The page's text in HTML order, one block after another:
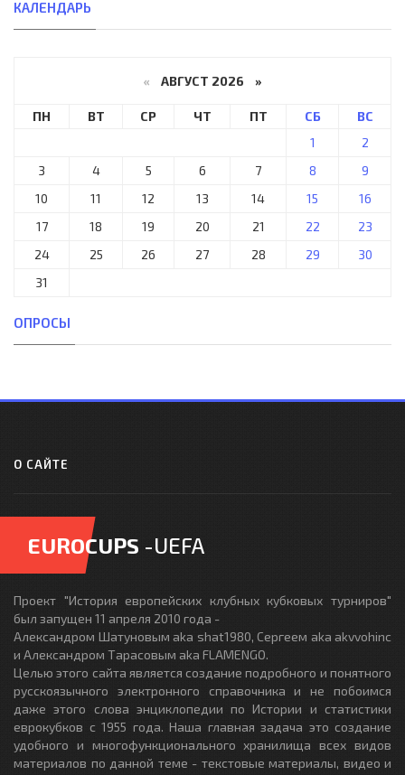
КАЛЕНДАРЬ
« АВГУСТ 2026 »
ПН ВТ СР ЧТ ПТ СБ
ВС
1
2
3
4 5 6 7 8
9
10
11 12 13 14 15
16
17
18 19 20 21 22
23
24
25 26 27 28 29
30
31
ОПРОСЫ
О САЙТЕ
EUROCUPS -UEFA
Проект "История европейских клубных кубковых турниров"
был запущен 11 апреля 2010 года -
Александром Шатуновым aka shat1980, Сергеем aka akvvohinc
и Александром Тарасовым aka FLAMENGO.
Целью этого сайта является создание подробного и понятного
русскоязычного электронного справочника и не побоимся
даже этого слова энциклопедии по Истории и статистики
еврокубков с 1955 года. Наша главная задача это создание
удобного и многофункционального хранилища всех видов
материалов по данной теме - текстовые материалы, видео и